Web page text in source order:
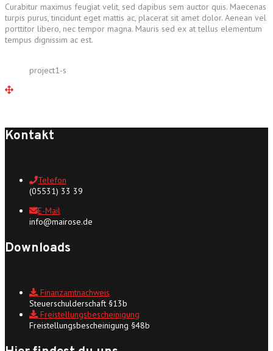
Curabitur maximus feugiat velit, sed dapibus sem auctor quis. Maecenas
turpis purus, tincidunt eget mattis ac, placerat sit amet dolor. Aenean vel
porttitor libero, nec tempor magna. Mauris sed ex at tellus elementum
tempus dignissim ac est.
project1-s
Kontakt
Telefon
(05531) 33 39
E-Mail
info@mairose.de
Downloads
Finanzamtnachweis
Steuerschulderschaft §13b
Freistellungsbescheinigung
Freistellungsbescheinigung §48b